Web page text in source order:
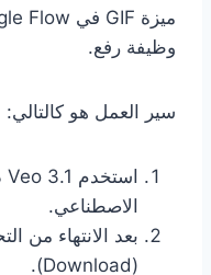
ميزة GIF في Google Flow هي
وظيفة رفع.
سير العمل هو كالتالي:
الاصطناعي.
بعد الانتهاء من
(Download).